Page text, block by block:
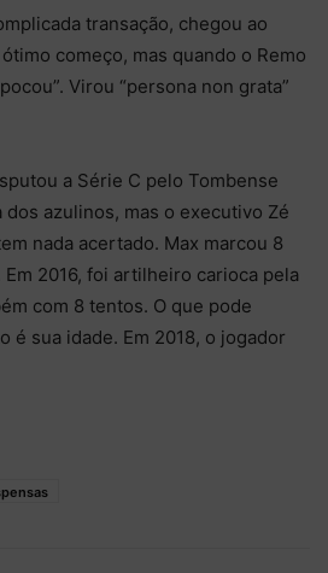
transação, chegou ao
começo, mas quando o Remo
Virou “persona non grata”
a Série C pelo Tombense
dos azulinos, mas o executivo Zé
nada acertado. Max marcou 8
2016, foi artilheiro carioca pela
com 8 tentos. O que pode
é sua idade. Em 2018, o jogador